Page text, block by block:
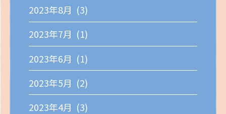
2023年8月 (3)
2023年7月 (1)
2023年6月 (1)
2023年5月 (2)
2023年4月 (3)